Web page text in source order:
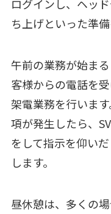
ログインし、ヘッ
ち上げといった準備
午前の業務が始ま
客様からの電話を
架電業務を行いま
項が発生したら、
をして指示を仰い
します。
昼休憩は、多くの